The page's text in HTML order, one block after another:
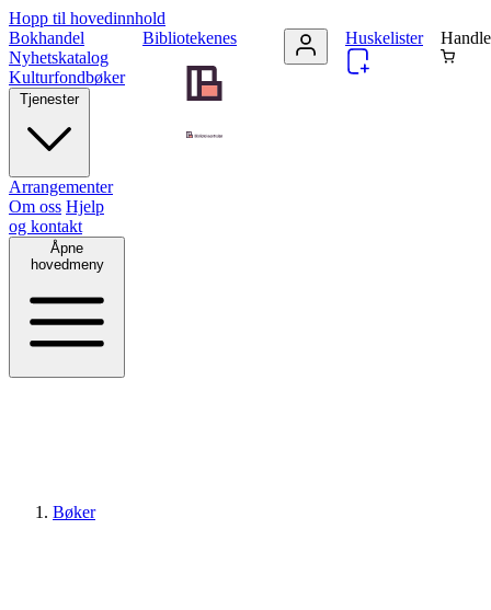
Hopp til hovedinnhold
Bibliotekenes
Bokhandel
Nyhetskatalog
Kulturfondbøker
Tjenester
Arrangementer
Om oss Hjelp
og kontakt
Åpne
hovedmeny
Huskelister
Bøker